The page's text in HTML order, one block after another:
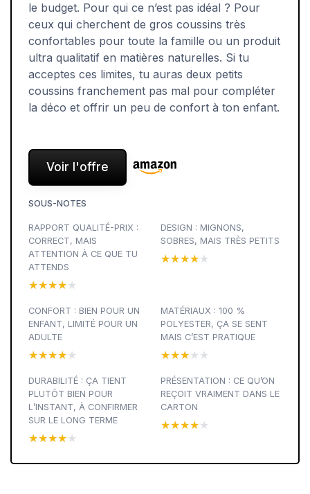
le budget. Pour qui ce n’est pas idéal ? Pour
ceux qui cherchent de gros coussins très
confortables pour toute la famille ou un produit
ultra qualitatif en matières naturelles. Si tu
acceptes ces limites, tu auras deux petits
coussins franchement pas mal pour compléter
la déco et offrir un peu de confort à ton enfant.
Voir l'offre
SOUS-NOTES
RAPPORT QUALITÉ-PRIX :
CORRECT, MAIS
ATTENTION À CE QUE TU
ATTENDS
★★★★★
★★★★★
DESIGN : MIGNONS,
SOBRES, MAIS TRÈS PETITS
★★★★★
★★★★★
CONFORT : BIEN POUR UN
ENFANT, LIMITÉ POUR UN
ADULTE
★★★★★
★★★★★
MATÉRIAUX : 100 %
POLYESTER, ÇA SE SENT
MAIS C’EST PRATIQUE
★★★★★
★★★★★
DURABILITÉ : ÇA TIENT
PLUTÔT BIEN POUR
L’INSTANT, À CONFIRMER
SUR LE LONG TERME
★★★★★
★★★★★
PRÉSENTATION : CE QU’ON
REÇOIT VRAIMENT DANS LE
CARTON
★★★★★
★★★★★